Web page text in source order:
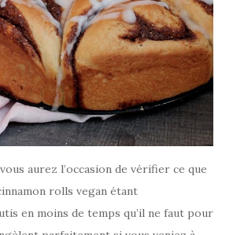
aurez l’occasion de vérifier ce que
rolls vegan étant
en moins de temps qu’il ne faut pour